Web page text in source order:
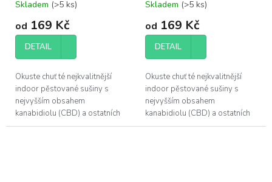
Skladem (>5 ks)
od 169 Kč
DETAIL
Okuste chuť té nejkvalitnější
indoor pěstované sušiny s
nejvyšším obsahem
kanabidiolu (CBD) a ostatních
účinných látek, které konopí
Skladem (>5 ks)
od 169 Kč
DETAIL
Okuste chuť té nejkvalitnější
indoor pěstované sušiny s
nejvyšším obsahem
kanabidiolu (CBD) a ostatních
účinných látek, které konopí